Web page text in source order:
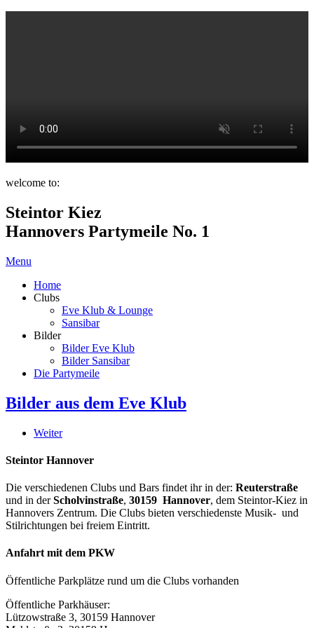
welcome to:
Steintor Kiez
Hannovers Partymeile No. 1
Menu
Home
Clubs
Eve Klub & Lounge
Sansibar
Bilder
Bilder Eve Klub
Bilder Sansibar
Die Partymeile
Bilder aus dem Eve Klub
Weiter
Steintor Hannover
Die verschiedenen Clubs und Bars findet ihr in der: Reuterstraße
und in derScholvinstraße, 30159 Hannover, dem Steintor-Kiez in
Hannovers Zentrum. Die Clubs bieten verschiedenste Musik- und
Stilrichtungen bei freiem Eintritt.
Anfahrt mit dem PKW
Öffentliche Parkplätze rund um die Clubs vorhanden
Öffentliche Parkhäuser:
Lützowstraße 3, 30159 Hannover